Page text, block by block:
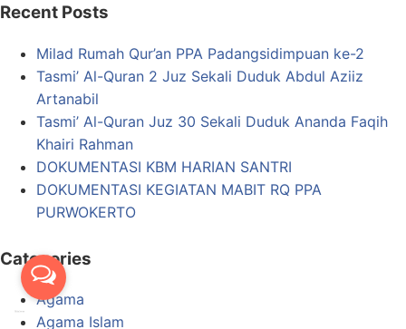
Recent Posts
Milad Rumah Qur’an PPA Padangsidimpuan ke-2
Tasmi’ Al-Quran 2 Juz Sekali Duduk Abdul Aziiz
Artanabil
Tasmi’ Al-Quran Juz 30 Sekali Duduk Ananda Faqih
Khairi Rahman
DOKUMENTASI KBM HARIAN SANTRI
DOKUMENTASI KEGIATAN MABIT RQ PPA
PURWOKERTO
Categories
Agama
Agama Islam